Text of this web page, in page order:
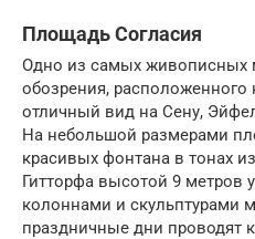
Площадь Согласия
Одно из самых живописных
обозрения,
отличный вид на Сену,
На небольшой размерами
красивых фонтана в тонах
Гитторфа высотой 9 метров
колоннами и скульптурами
праздничные дни проводят